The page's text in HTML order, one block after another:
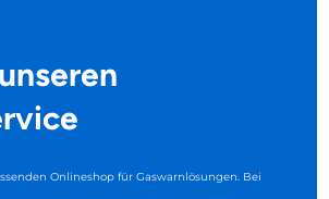
Onlineshop für Gaswarnlösungen. Bei